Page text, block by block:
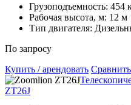
Грузоподъемность: 454
Рабочая высота, м: 12 м
Тип двигателя:
По запросу
Купить / арендовать Сравнить
ZT26J